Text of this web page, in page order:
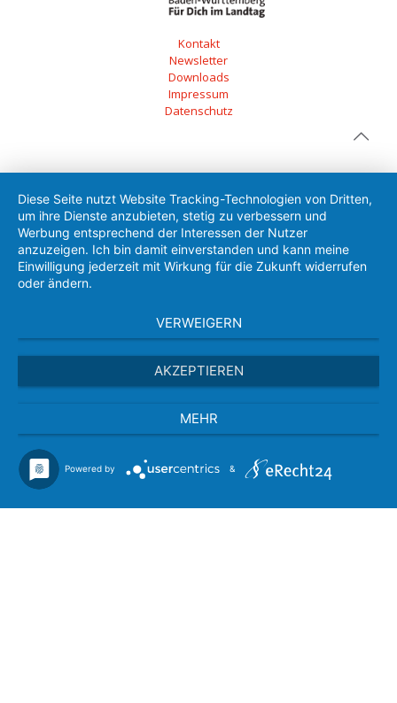
Kontakt
Newsletter
Downloads
Impressum
Datenschutz
Diese Seite nutzt Website Tracking-Technologien von Dritten,
um ihre Dienste anzubieten, stetig zu verbessern und
Werbung entsprechend der Interessen der Nutzer
anzuzeigen. Ich bin damit einverstanden und kann meine
Einwilligung jederzeit mit Wirkung für die Zukunft widerrufen
oder ändern.
VERWEIGERN
AKZEPTIEREN
MEHR
Powered by &